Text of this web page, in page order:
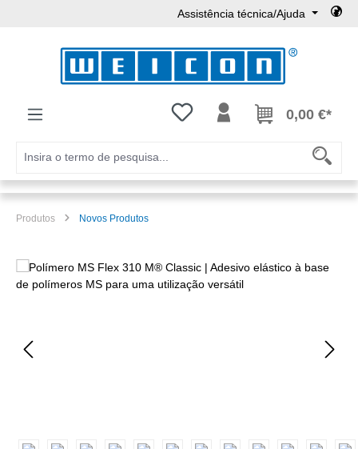
Assistência técnica/Ajuda
Tem 0 itens da lista de desejos
0,00 €*
Produtos Novos Produtos
Ignorar galeria de imagens